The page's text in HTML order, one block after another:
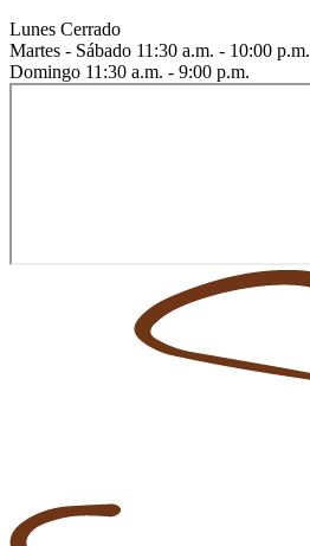
Lunes Cerrado
Martes - Sábado 11:30 a.m. - 10:00 p.m.
Domingo 11:30 a.m. - 9:00 p.m.